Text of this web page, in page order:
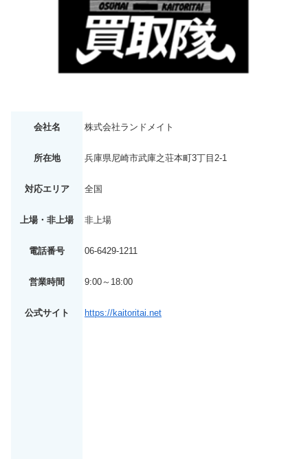
会社名 株式会社ランドメイト
所在地 兵庫県尼崎市武庫之荘本町3丁目2-1
対応エリア 全国
上場・非上場 非上場
電話番号 06-6429-1211
営業時間 9:00～18:00
公式サイト https://kaitoritai.net